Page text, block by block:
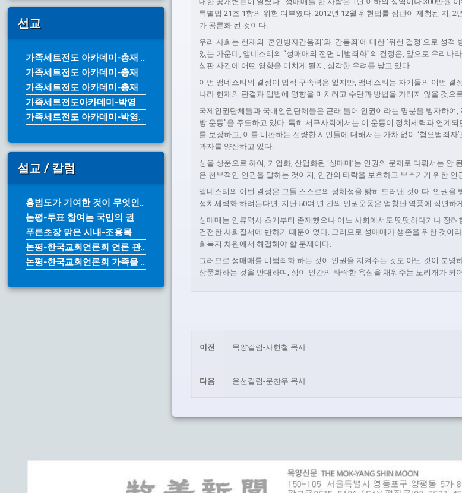
특별법 21조 1항의 위헌 여부였다. 2012년 12월 위헌법률 심판이 제청된 지, 2
가 공론화 된 것이다.
우리 사회는 헌재의 ‘혼인빙자간음죄’와 ‘간통죄’에 대한 ‘위헌 결정’으로 성
있는 가운데, 앰네스티의 “성매매의 전면 비범죄화”의 결정은, 앞으로 우리나
심판 사건에 어떤 영향을 미치게 될지, 심각한 우려를 낳고 있다.
이번 앰네스티의 결정이 법적 구속력은 없지만, 앰네스티는 자기들의 이번 결
나라 헌재의 판결과 입법에 영향을 미치려고 수단과 방법을 가리지 않을 것으
국제인권단체들과 국내인권단체들은 근래 들어 인권이라는 명분을 빙자하여,
방 운동”을 주도하고 있다. 특히 서구사회에서는 이 운동이 정치세력과 연계
를 보장하고, 이를 비판하는 선량한 시민들에 대해서는 가차 없이 ‘혐오범죄자
과자를 양산하고 있다.
성을 상품으로 하여, 기업화, 산업화된 ‘성매매’는 인권의 문제로 다뤄서는 안
은 천부적인 인권을 말하는 것이지, 인간의 타락을 보호하고 부추기기 위한
앰네스티의 이번 결정은 그들 스스로의 정체성을 밝히 드러낸 것이다. 인권을
정치세력화 하려든다면, 지난 50여 년 간의 인권운동은 엄청난 역풍에 직면하
성매매는 인류역사 초기부터 존재했으나 어느 사회에서도 떳떳하다거나 장
건전한 사회질서에 반하기 때문이었다. 그러므로 성매매가 생존을 위한 것이
회복지 차원에서 해결해야 할 문제이다.
그러므로 성매매를 비범죄화 하는 것이 인권을 지켜주는 것도 아닌 것이 분명
상품화하는 것을 반대하며, 성이 인간의 타락한 욕심을 채워주는 노리개가 되
이전 목양칼럼-사헌철 목사
다음 온선칼럼-문찬우 목사
선교
가족세트전도 아카데미-총재 박영수 목...
가족세트전도 아카데미-총재 박영수 목...
가족세트전도 아카데미-총재 박영수 목...
가족세트전도아카데미-박영수 목사
가족세트전도 아카데미-박영수 목사
설교 / 칼럼
홍범도가 기여한 것이 무엇인가?-한국...
논평-투표 참여는 국민의 권리이자 의...
푸른초장 맑은 시내-조용목 목사
논평-한국교회언론회 언론 관계법 개...
논평-한국교회언론회 가족을 위한다며...